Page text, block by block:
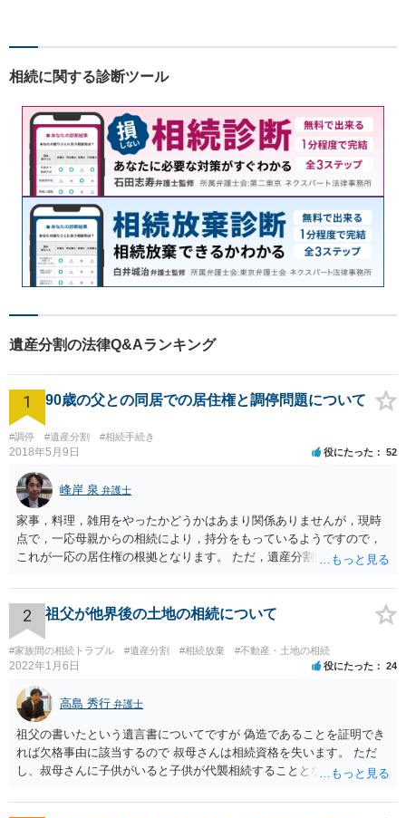
相続に関する診断ツール
遺産分割の法律Q&Aランキング
1 90歳の父との同居での居住権と調停問題について
#調停 #遺産分割 #相続手続き
2018年5月9日 役にたった 52
峰岸 泉 弁護士
家事，料理，雑用をやったかどうかはあまり関係ありませんが，現時
点で，一応母親からの相続により，持分をもっているようですので，
これが一応の居住権の根拠となります。 ただ，遺産分割により，母の
2 祖父が他界後の土地の相続について
#家族間の相続トラブル #遺産分割 #相続放棄 #不動産・土地の相続
2022年1月6日 役にたった 24
高島 秀行 弁護士
祖父の書いたという遺言書についてですが 偽造であることを証明でき
れば欠格事由に該当するので 叔母さんは相続資格を失います。 ただ
し、叔母さんに子供がいると子供が代襲相続することとなります。 い